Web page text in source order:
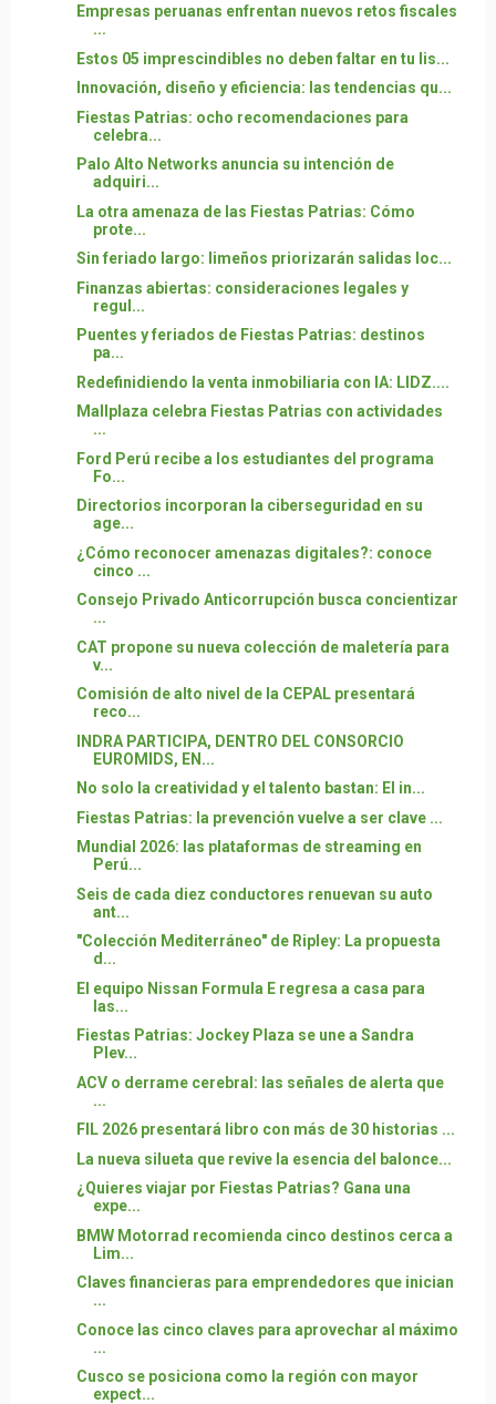
Empresas peruanas enfrentan nuevos retos fiscales
...
Estos 05 imprescindibles no deben faltar en tu lis...
Innovación, diseño y eficiencia: las tendencias qu...
Fiestas Patrias: ocho recomendaciones para
celebra...
Palo Alto Networks anuncia su intención de
adquiri...
La otra amenaza de las Fiestas Patrias: Cómo
prote...
Sin feriado largo: limeños priorizarán salidas loc...
Finanzas abiertas: consideraciones legales y
regul...
Puentes y feriados de Fiestas Patrias: destinos
pa...
Redefinidiendo la venta inmobiliaria con IA: LIDZ....
Mallplaza celebra Fiestas Patrias con actividades
...
Ford Perú recibe a los estudiantes del programa
Fo...
Directorios incorporan la ciberseguridad en su
age...
¿Cómo reconocer amenazas digitales?: conoce
cinco ...
Consejo Privado Anticorrupción busca concientizar
...
CAT propone su nueva colección de maletería para
v...
Comisión de alto nivel de la CEPAL presentará
reco...
INDRA PARTICIPA, DENTRO DEL CONSORCIO
EUROMIDS, EN...
No solo la creatividad y el talento bastan: El in...
Fiestas Patrias: la prevención vuelve a ser clave ...
Mundial 2026: las plataformas de streaming en
Perú...
Seis de cada diez conductores renuevan su auto
ant...
"Colección Mediterráneo" de Ripley: La propuesta
d...
El equipo Nissan Formula E regresa a casa para
las...
Fiestas Patrias: Jockey Plaza se une a Sandra
Plev...
ACV o derrame cerebral: las señales de alerta que
...
FIL 2026 presentará libro con más de 30 historias ...
La nueva silueta que revive la esencia del balonce...
¿Quieres viajar por Fiestas Patrias? Gana una
expe...
BMW Motorrad recomienda cinco destinos cerca a
Lim...
Claves financieras para emprendedores que inician
...
Conoce las cinco claves para aprovechar al máximo
...
Cusco se posiciona como la región con mayor
expect...